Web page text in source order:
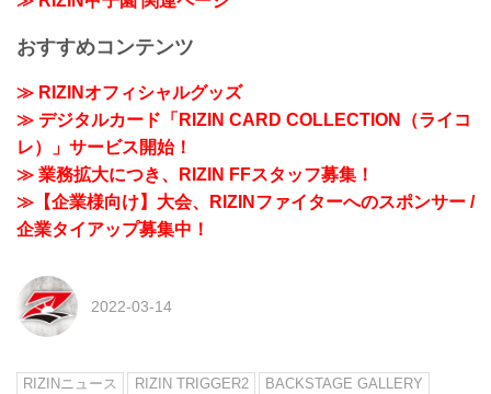
おすすめコンテンツ
≫ RIZINオフィシャルグッズ
≫ デジタルカード「RIZIN CARD COLLECTION（ライコ
レ）」サービス開始！
≫ 業務拡大につき、RIZIN FFスタッフ募集！
≫【企業様向け】大会、RIZINファイターへのスポンサー /
企業タイアップ募集中！
2022-03-14
RIZINニュース RIZIN TRIGGER2 BACKSTAGE GALLERY